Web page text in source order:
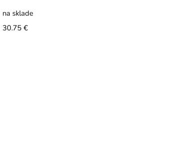
na sklade
30.75 €